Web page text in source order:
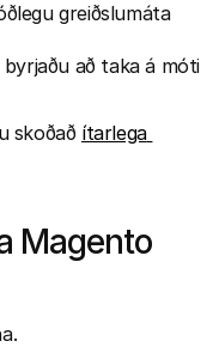
greiðslumáta
að taka á móti
skoðað ítarlega
Magento